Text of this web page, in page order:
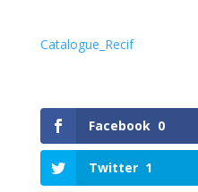
Catalogue_Recif
Facebook 0
Twitter 1